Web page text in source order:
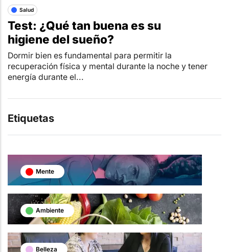
Salud
Test: ¿Qué tan buena es su
higiene del sueño?
Dormir bien es fundamental para permitir la
recuperación física y mental durante la noche y tener
energía durante el...
Etiquetas
Mente
Ambiente
Belleza